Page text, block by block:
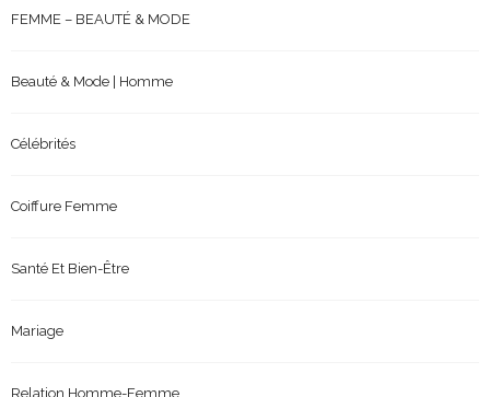
FEMME – BEAUTÉ & MODE
Beauté & Mode | Homme
Célébrités
Coiffure Femme
Santé Et Bien-Être
Mariage
Relation Homme-Femme